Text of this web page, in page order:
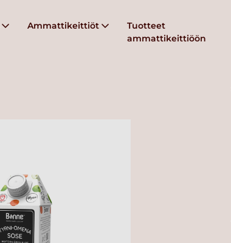
Ammattikeittiöt
Tuotteet
ammattikeittiöön